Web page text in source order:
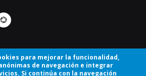
para mejorar la funcionalidad,
de navegación e integrar
Si continúa con la navegación